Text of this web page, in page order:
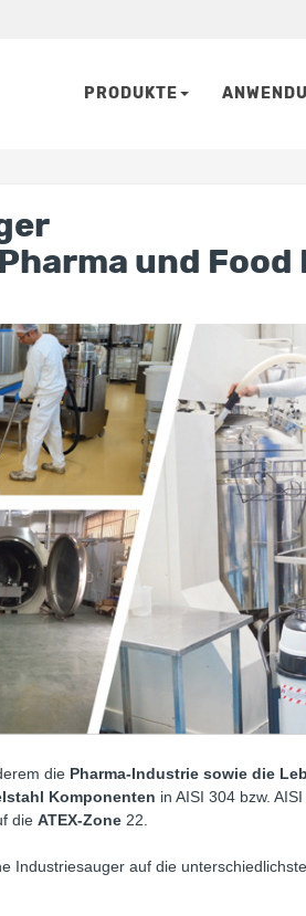
PRODUKTE
und
die Pharma-Industrie sowie die
Komponenten in AISI 304 bzw.
die ATEX-Zone 22.
Industriesauger auf die